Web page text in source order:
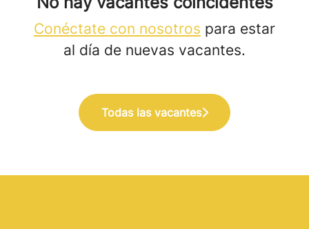
Conéctate con nosotros para estar
al día de nuevas vacantes.
Todas las vacantes